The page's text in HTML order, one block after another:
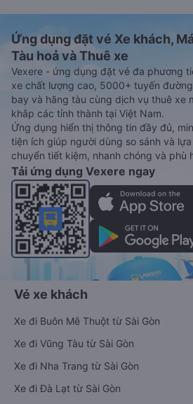
Ứng dụng đặt vé Xe khách,
Tàu hoả và Thuê xe
Vexere - ứng dụng đặt vé đa phương
xe chất lượng cao, 5000+ tuyến
bay và hãng tàu cùng dịch vụ thuê xe
khắp các tỉnh thành tại Việt Nam.
Ứng dụng hiển thị thông tin đầy đủ,
tiện ích giúp người dùng so sánh và
chuyển tiết kiệm, nhanh chóng và phù
Tải ứng dụng Vexere ngay
Vé xe khách
Xe đi Buôn Mê Thuột từ Sài Gòn
Xe đi Vũng Tàu từ Sài Gòn
Xe đi Nha Trang từ Sài Gòn
Xe đi Đà Lạt từ Sài Gòn